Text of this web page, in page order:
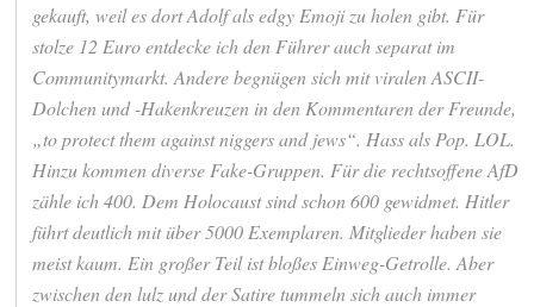
gekauft, weil es dort Adolf als edgy Emoji zu holen gibt. Für
stolze 12 Euro entdecke ich den Führer auch separat im
Communitymarkt. Andere begnügen sich mit viralen ASCII-
Dolchen und -Hakenkreuzen in den Kommentaren der Freunde,
„to protect them against niggers and jews“. Hass als Pop. LOL.
Hinzu kommen diverse Fake-Gruppen. Für die rechtsoffene AfD
zähle ich 400. Dem Holocaust sind schon 600 gewidmet. Hitler
führt deutlich mit über 5000 Exemplaren. Mitglieder haben sie
meist kaum. Ein großer Teil ist bloßes Einweg-Getrolle. Aber
zwischen den lulz und der Satire tummeln sich auch immer